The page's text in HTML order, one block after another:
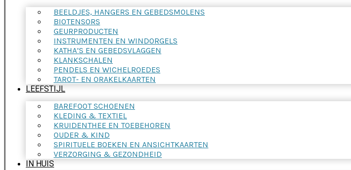
BEELDJES, HANGERS EN GEBEDSMOLENS
BIOTENSORS
GEURPRODUCTEN
INSTRUMENTEN EN WINDORGELS
KATHA’S EN GEBEDSVLAGGEN
KLANKSCHALEN
PENDELS EN WICHELROEDES
TAROT- EN ORAKELKAARTEN
LEEFSTIJL
BAREFOOT SCHOENEN
KLEDING & TEXTIEL
KRUIDENTHEE EN TOEBEHOREN
OUDER & KIND
SPIRITUELE BOEKEN EN ANSICHTKAARTEN
VERZORGING & GEZONDHEID
IN HUIS